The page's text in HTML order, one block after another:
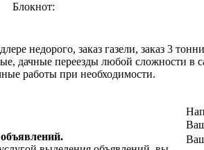
Блокнот:
недорого, заказ газели, заказ 3
дачные переезды любой сложности в
работы при необходимости.